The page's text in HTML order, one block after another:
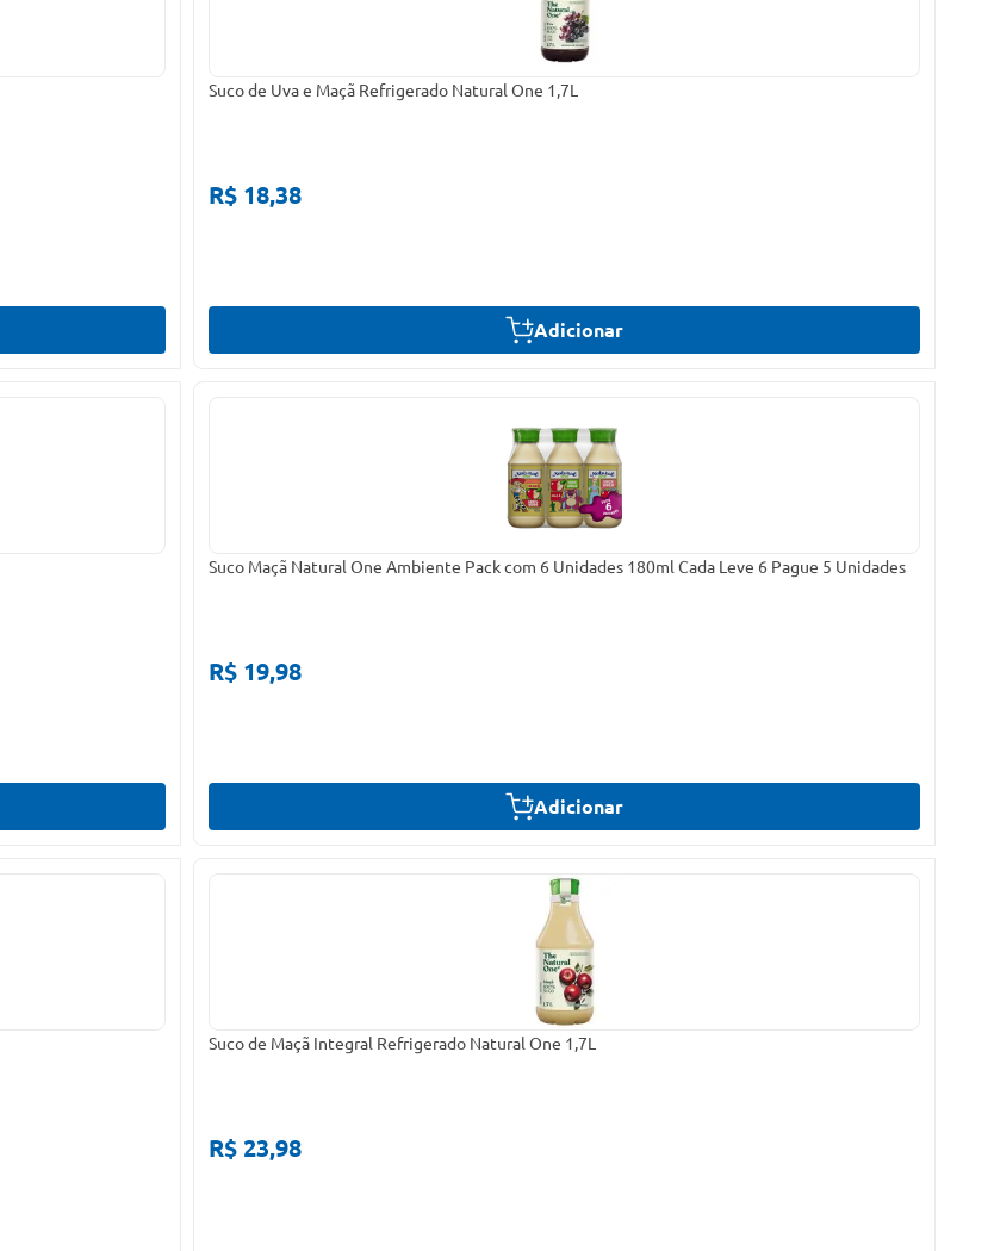
Suco de Uva e Maçã Refrigerado Natural One 1,7L
R$ 18,38
Adicionar
Suco Maçã Natural One Ambiente Pack com 6 Unidades 180ml Cada Leve 6 Pague 5 Unidades
R$ 19,98
Adicionar
Suco de Maçã Integral Refrigerado Natural One 1,7L
R$ 23,98